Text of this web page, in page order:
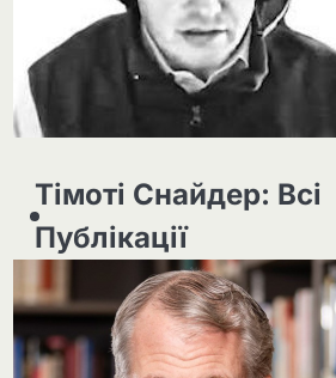
Тімоті Снайдер: Всі
Публікації